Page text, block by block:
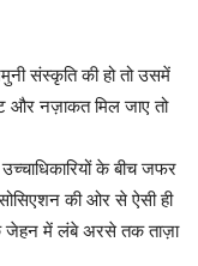
संस्कृति की हो तो उसमें
नज़ाकत मिल जाए तो
के बीच जफर
की ओर से ऐसी ही
जेहन में लंबे अरसे तक ताज़ा